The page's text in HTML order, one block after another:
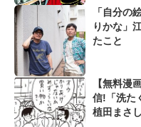
「自分の
りかな」
たこと
【無料漫
信!「洗た
植田まさし